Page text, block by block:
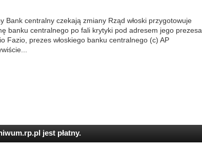
Bank centralny czekają zmiany Rząd włoski przygotowuje
banku centralnego po fali krytyki pod adresem jego prezesa.
Fazio, prezes włoskiego banku centralnego (c) AP
jest płatny.